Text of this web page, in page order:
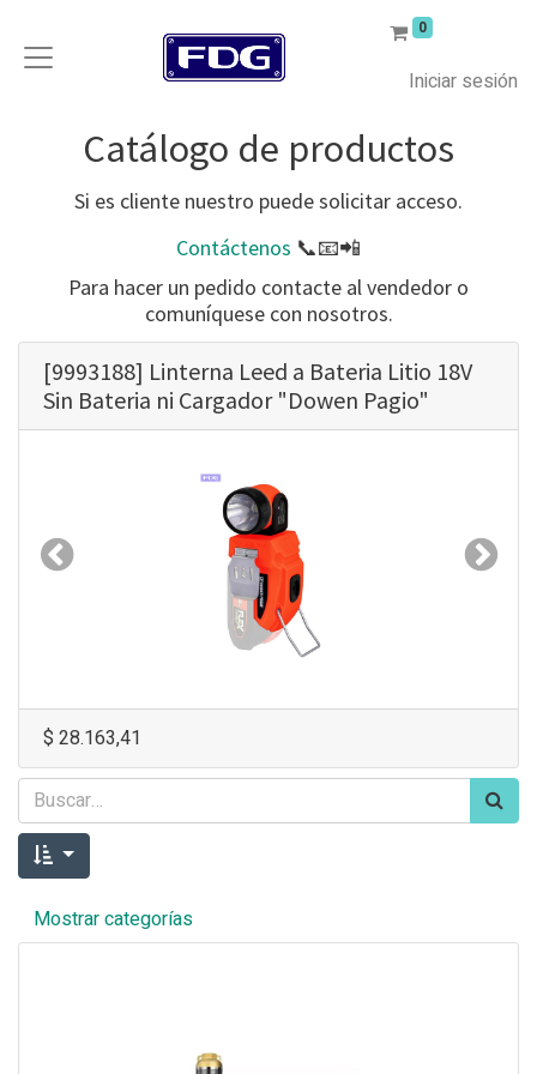
0
Iniciar sesión
Catálogo de productos
Si es cliente nuestro puede solicitar acceso.
Contáctenos 📞📧📲
Para hacer un pedido contacte al vendedor o
comuníquese con nosotros.
[9993188] Linterna Leed a Bateria Litio 18V
Sin Bateria ni Cargador "Dowen Pagio"
$ 28.163,41
Anterior
Mostrar categorías